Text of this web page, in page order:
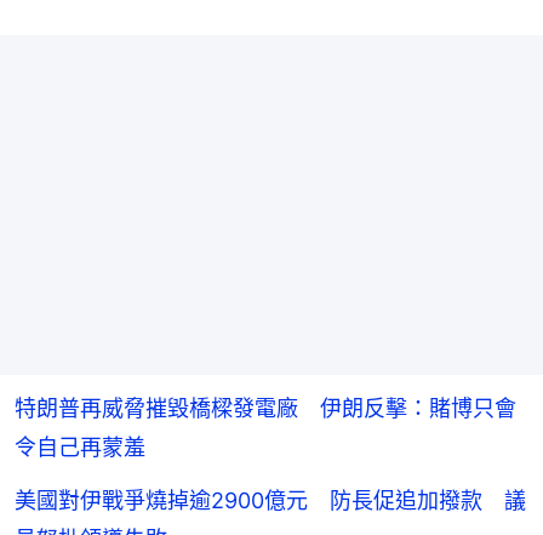
特朗普再威脅摧毀橋樑發電廠 伊朗反擊：賭博只會
令自己再蒙羞
美國對伊戰爭燒掉逾2900億元 防長促追加撥款 議